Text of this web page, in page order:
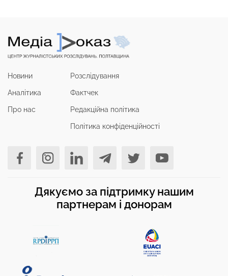
Новини
Аналітика
Про нас
Розслідування
Фактчек
Редакційна політика
Політика конфіденційності
Дякуємо за підтримку нашим
партнерам і донорам